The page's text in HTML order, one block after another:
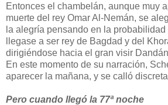
Entonces el chambelán, aunque muy
muerte del rey Omar Al-Nemán, se
la alegría pensando en la
llegase a ser rey de Bagdad y del
dirigiéndose hacia el gran visir
En este momento de su narración,
aparecer la mañana, y se calló
Pero cuando llegó la 77ª noche